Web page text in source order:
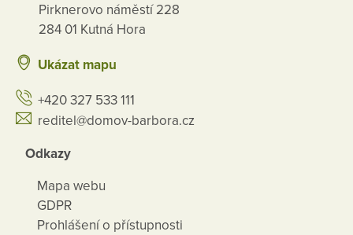
Pirknerovo náměstí 228
284 01 Kutná Hora
Ukázat mapu
+420 327 533 111
reditel@domov-barbora.cz
Odkazy
Mapa webu
GDPR
Prohlášení o přístupnosti